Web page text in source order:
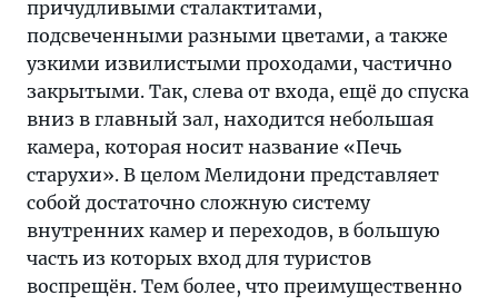
причудливыми сталактитами,
подсвеченными разными цветами, а также
узкими извилистыми проходами, частично
закрытыми. Так, слева от входа, ещё до спуска
вниз в главный зал, находится небольшая
камера, которая носит название «Печь
старухи». В целом Мелидони представляет
собой достаточно сложную систему
внутренних камер и переходов, в большую
часть из которых вход для туристов
воспрещён. Тем более, что преимущественно